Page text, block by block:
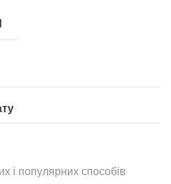
і популярних способів